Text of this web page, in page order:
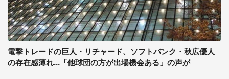
電撃トレードの巨人・リチャード、ソフトバンク・秋広優人
の存在感薄れ...「他球団の方が出場機会ある」の声が